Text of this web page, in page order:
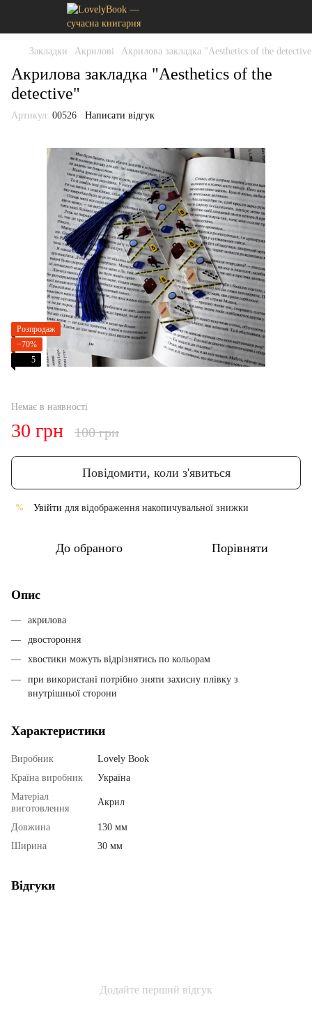
Закладки Акрилові Акрилова закладка "Aesthetics of the
Акрилова закладка "Aesthetics of the
detective"
Артикул: 00526 Написати відгук
Розпродаж
−70%
5
Немає в наявності
30 грн 100 грн
Повідомити, коли з'явиться
% Увійти для відображення накопичувальної знижки
До обраного Порівняти
Опис
акрилова
двостороння
хвостики можуть відрізнятись по кольорам
при використані потрібно зняти захисну плівку з
внутрішньої сторони
Характеристики
Виробник
Lovely Book
Країна виробник
Україна
Матеріал
виготовлення
Акрил
Довжина
130 мм
Ширина
30 мм
Відгуки
Додайте перший відгук